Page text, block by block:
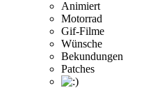
Animiert
Motorrad
Gif-Filme
Wünsche
Bekundungen
Patches